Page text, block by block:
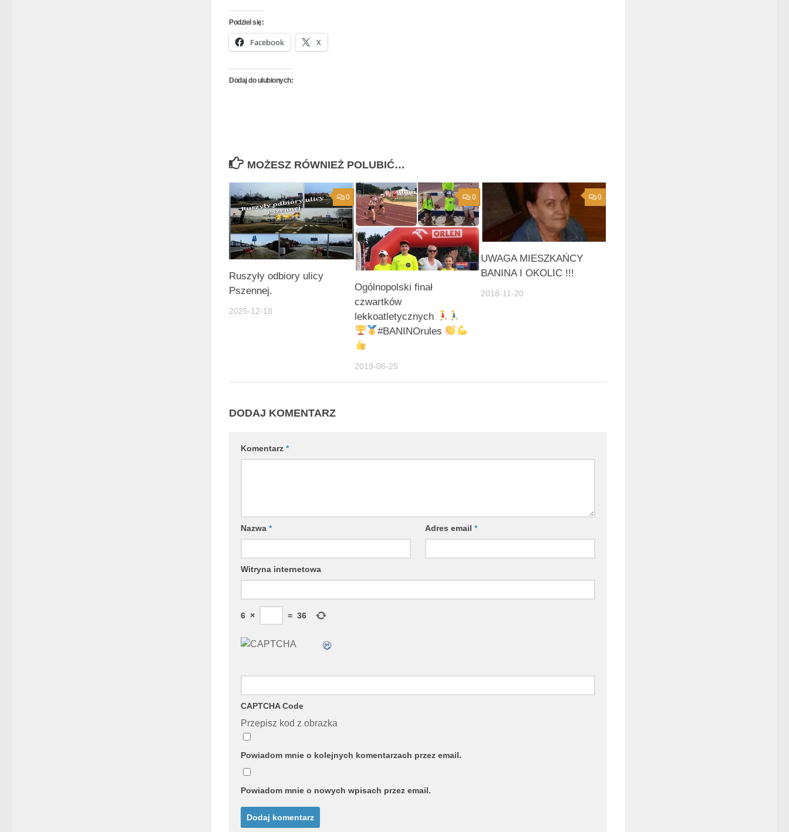
Podziel się:
Facebook X
Dodaj do ulubionych:
MOŻESZ RÓWNIEŻ POLUBIĆ…
0
Ruszyły odbiory ulicy
Pszennej.
2025-12-18
0
Ogólnopolski finał
czwartków
lekkoatletycznych
#BANINOrules
2019-06-25
0
UWAGA MIESZKAŃCY
BANINA I OKOLIC !!!
2018-11-20
DODAJ KOMENTARZ
Komentarz *
Nazwa * Adres email*
Witryna internetowa
6 × = 36
CAPTCHA Code
Przepisz kod z obrazka
Powiadom mnie o kolejnych komentarzach przez email.
Powiadom mnie o nowych wpisach przez email.